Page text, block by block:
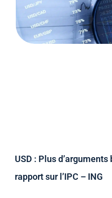
USD : Plus
rapport sur l’IPC – ING